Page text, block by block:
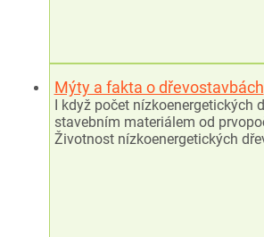
Mýty a fakta o dřevostavbách
I když počet nízkoenergetických
stavebním materiálem od
Životnost nízkoenergetických